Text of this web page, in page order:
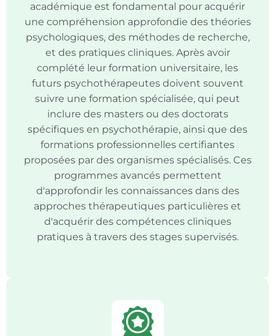
académique est fondamental pour acquérir
une compréhension approfondie des théories
psychologiques, des méthodes de recherche,
et des pratiques cliniques. Après avoir
complété leur formation universitaire, les
futurs psychothérapeutes doivent souvent
suivre une formation spécialisée, qui peut
inclure des masters ou des doctorats
spécifiques en psychothérapie, ainsi que des
formations professionnelles certifiantes
proposées par des organismes spécialisés. Ces
programmes avancés permettent
d'approfondir les connaissances dans des
approches thérapeutiques particulières et
d'acquérir des compétences cliniques
pratiques à travers des stages supervisés.